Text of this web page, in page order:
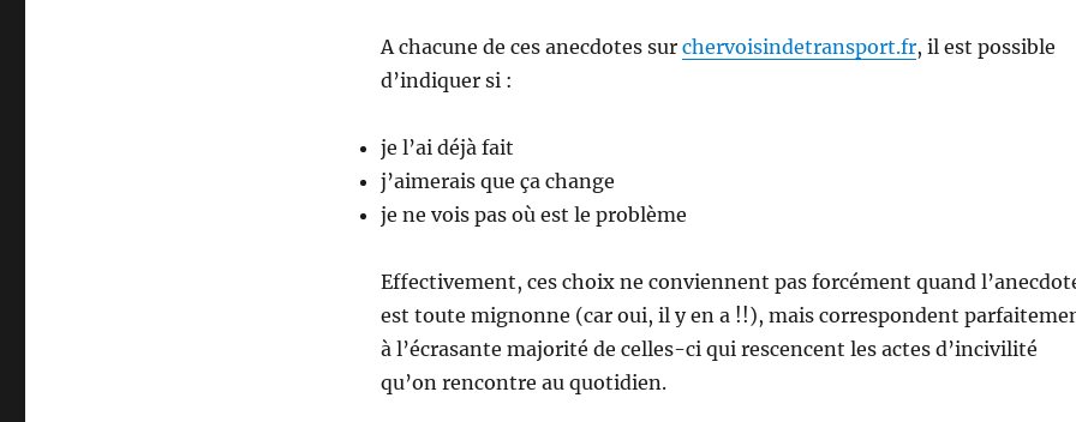
A chacune de ces anecdotes sur chervoisindetransport.fr, il est possible
d’indiquer si :
je l’ai déjà fait
j’aimerais que ça change
je ne vois pas où est le problème
Effectivement, ces choix ne conviennent pas forcément quand
est toute mignonne (car oui, il y en a !!), mais correspondent
à l’écrasante majorité de celles-ci qui rescencent les actes d’incivilité
qu’on rencontre au quotidien.